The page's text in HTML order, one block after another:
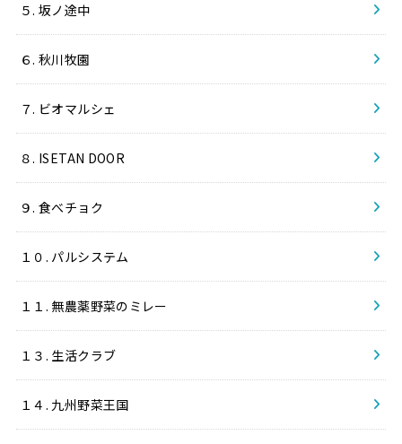
５. 坂ノ途中
６. 秋川牧園
７. ビオマルシェ
８. ISETAN DOOR
９. 食べチョク
１０. パルシステム
１１. 無農薬野菜のミレー
１３. 生活クラブ
１４. 九州野菜王国